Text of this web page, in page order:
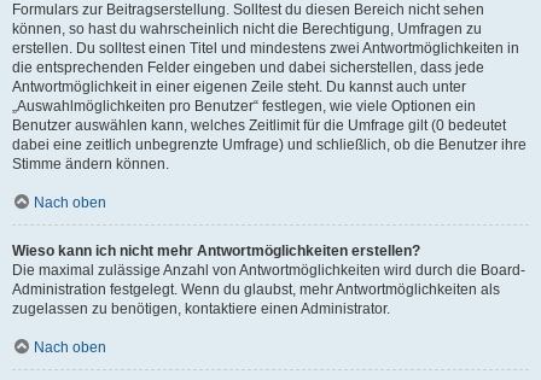
Formulars zur Beitragserstellung. Solltest du diesen Bereich nicht sehen
können, so hast du wahrscheinlich nicht die Berechtigung, Umfragen zu
erstellen. Du solltest einen Titel und mindestens zwei Antwortmöglichkeiten in
die entsprechenden Felder eingeben und dabei sicherstellen, dass jede
Antwortmöglichkeit in einer eigenen Zeile steht. Du kannst auch unter
„Auswahlmöglichkeiten pro Benutzer“ festlegen, wie viele Optionen ein
Benutzer auswählen kann, welches Zeitlimit für die Umfrage gilt (0 bedeutet
dabei eine zeitlich unbegrenzte Umfrage) und schließlich, ob die Benutzer ihre
Stimme ändern können.
Nach oben
Wieso kann ich nicht mehr Antwortmöglichkeiten erstellen?
Die maximal zulässige Anzahl von Antwortmöglichkeiten wird durch die Board-
Administration festgelegt. Wenn du glaubst, mehr Antwortmöglichkeiten als
zugelassen zu benötigen, kontaktiere einen Administrator.
Nach oben